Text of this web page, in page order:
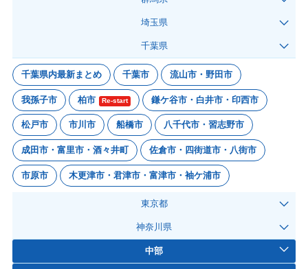
埼玉県
千葉県
千葉県内最新まとめ 千葉市 流山市・野田市
我孫子市 柏市 Re-start 鎌ケ谷市・白井市・印西市
松戸市 市川市 船橋市 八千代市・習志野市
成田市・富里市・酒々井町 佐倉市・四街道市・八街市
市原市 木更津市・君津市・富津市・袖ケ浦市
東京都
神奈川県
中部